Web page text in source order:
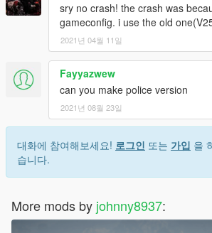
sry no crash! the crash was
gameconfig. i use the old
2021년 04월 11일
Fayyazwew
can you make police version
2021년 08월 23일
대화에 참여해보세요! 로그인 또는 가입 을
습니다.
More mods by johnny8937: